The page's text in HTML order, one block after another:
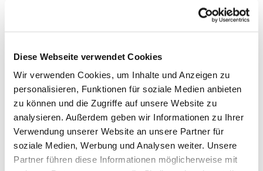
Diese Webseite verwendet Cookies
Wir verwenden Cookies, um Inhalte und Anzeigen zu
personalisieren, Funktionen für soziale Medien anbieten
zu können und die Zugriffe auf unsere Website zu
analysieren. Außerdem geben wir Informationen zu Ihrer
Verwendung unserer Website an unsere Partner für
soziale Medien, Werbung und Analysen weiter. Unsere
Partner führen diese Informationen möglicherweise mit
Ach, und… wir freuen uns auch auf Besuch von
schwangeren Frauen oder werdenden Papas